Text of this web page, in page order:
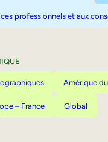
professionnels et aux
Amérique
– France Global